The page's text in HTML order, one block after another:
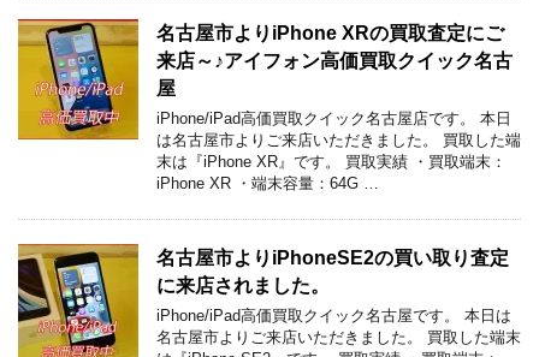
名古屋市よりiPhone XRの買取査定にご
来店～♪アイフォン高価買取クイック名古
屋
iPhone/iPad高価買取クイック名古屋店です。 本日
は名古屋市よりご来店いただきました。 買取した端
末は『iPhone XR』です。 買取実績 ・買取端末：
iPhone XR ・端末容量：64G …
名古屋市よりiPhoneSE2の買い取り査定
に来店されました。
iPhone/iPad高価買取クイック名古屋です。 本日は
名古屋市よりご来店いただきました。 買取した端末